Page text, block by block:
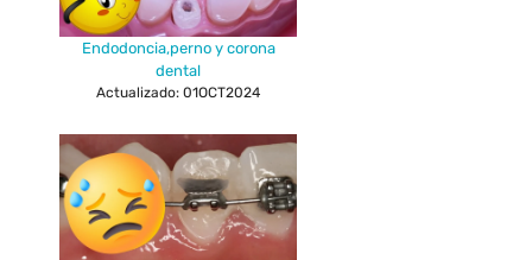
Endodoncia,perno y corona
dental
Actualizado: 01OCT2024